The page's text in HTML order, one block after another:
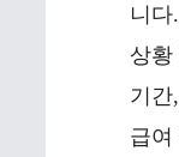
니다
상황
기간
급여